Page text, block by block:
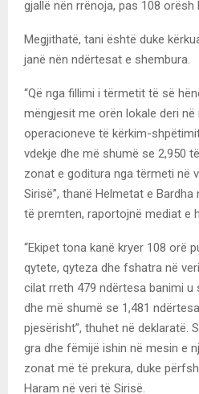
gjallë nën rrënoja, pas 108 orësh
Megjithatë, tani është duke
janë nën ndërtesat e shembura.
“Që nga fillimi i tërmetit të së
mëngjesit me orën lokale deri
operacioneve të kërkim-
vdekje dhe më shumë se 2,950
zonat e goditura nga tërmeti në
Sirisë”, thanë Helmetat e
të premten, raportojnë mediat e
“Ekipet tona kanë kryer 108 orë
qytete, qyteza dhe fshatra në
cilat rreth 479 ndërtesa banimi
dhe më shumë se 1,481
pjesërisht”, thuhet në deklaratë.
gra dhe fëmijë ishin në mesin e
zonat më të prekura, duke
Haram në veri të Sirisë.